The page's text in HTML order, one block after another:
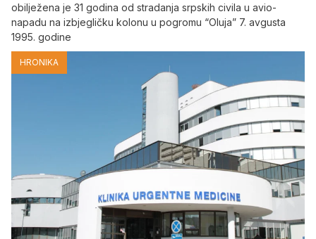
obilježena je 31 godina od stradanja srpskih civila u avio-
napadu na izbjegličku kolonu u pogromu “Oluja” 7. avgusta
1995. godine
HRONIKA